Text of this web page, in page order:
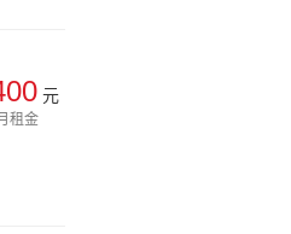
元
租金